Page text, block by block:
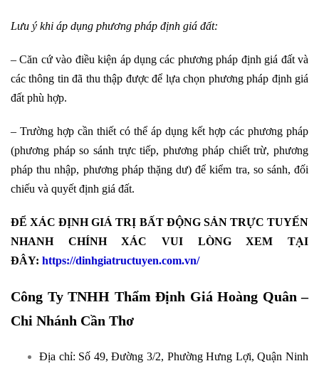
Lưu ý khi áp dụng phương pháp định giá đất:
– Căn cứ vào điều kiện áp dụng các phương pháp định giá đất và
các thông tin đã thu thập được để lựa chọn phương pháp định giá
đất phù hợp.
– Trường hợp cần thiết có thể áp dụng kết hợp các phương pháp
(phương pháp so sánh trực tiếp, phương pháp chiết trừ, phương
pháp thu nhập, phương pháp thặng dư) để kiểm tra, so sánh, đối
chiếu và quyết định giá đất.
ĐỂ XÁC ĐỊNH GIÁ TRỊ BẤT ĐỘNG SẢN TRỰC TUYẾN
NHANH CHÍNH XÁC VUI LÒNG XEM TẠI
ĐÂY: https://dinhgiatructuyen.com.vn/
Công Ty TNHH Thẩm Định Giá Hoàng Quân –
Chi Nhánh Cần Thơ
Địa chỉ: Số 49, Đường 3/2, Phường Hưng Lợi, Quận Ninh